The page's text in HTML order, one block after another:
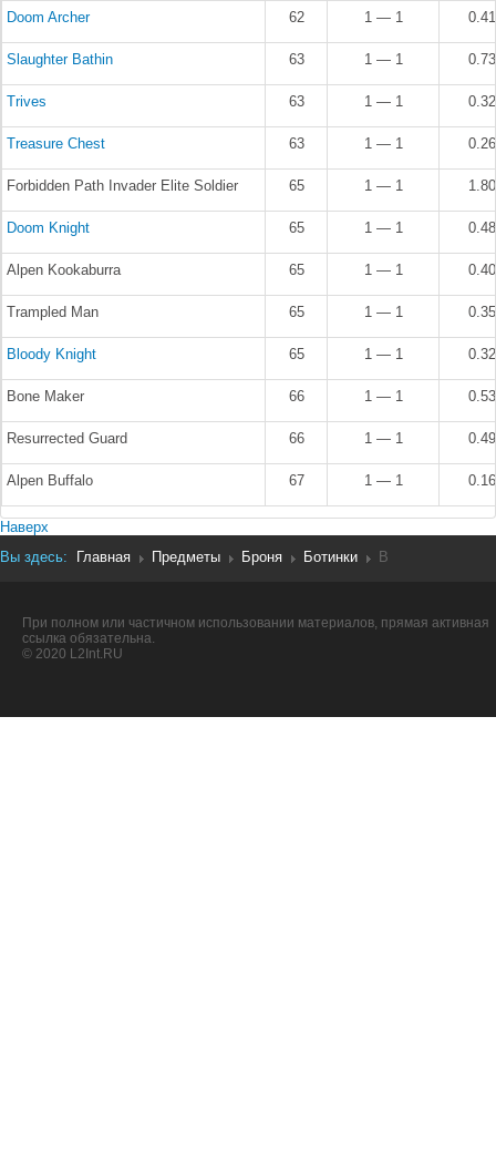
Doom Archer 62 1 — 1
Slaughter Bathin 63 1 — 1
Trives 63 1 — 1
Treasure Chest 63 1 — 1
Forbidden Path Invader Elite Soldier 65 1 — 1
Doom Knight 65 1 — 1
Alpen Kookaburra 65 1 — 1
Trampled Man 65 1 — 1
Bloody Knight 65 1 — 1
Bone Maker 66 1 — 1
Resurrected Guard 66 1 — 1
Alpen Buffalo 67 1 — 1
Наверх
Вы здесь:
Главная Предметы Броня Ботинки B
При полном или частичном использовании материалов, прямая активная
ссылка обязательна.
© 2020 L2Int.RU